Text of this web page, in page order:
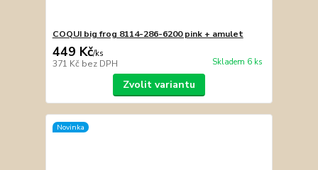
COQUI big frog 8114-286-6200 pink + amulet
449 Kč/ks
371 Kč bez DPH Skladem 6 ks
Zvolit variantu
Novinka